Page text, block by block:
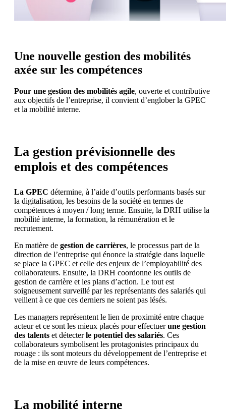
Une nouvelle gestion des mobilités
axée sur les compétences
Pour une gestion des mobilités agile, ouverte et contributive
aux objectifs de l’entreprise, il convient d’englober la GPEC
et la mobilité interne.
La gestion prévisionnelle des
emplois et des compétences
La GPEC détermine, à l’aide d’outils performants basés sur
la digitalisation, les besoins de la société en termes de
compétences à moyen / long terme. Ensuite, la DRH utilise la
mobilité interne, la formation, la rémunération et le
recrutement.
En matière de gestion de carrières, le processus part de la
direction de l’entreprise qui énonce la stratégie dans laquelle
se place la GPEC et celle des enjeux de l’employabilité des
collaborateurs. Ensuite, la DRH coordonne les outils de
gestion de carrière et les plans d’action. Le tout est
soigneusement surveillé par les représentants des salariés qui
veillent à ce que ces derniers ne soient pas lésés.
Les managers représentent le lien de proximité entre chaque
acteur et ce sont les mieux placés pour effectuerune gestion
des talents et détecterle potentiel des salariés. Ces
collaborateurs symbolisent les protagonistes principaux du
rouage : ils sont moteurs du développement de l’entreprise et
de la mise en œuvre de leurs compétences.
La mobilité interne